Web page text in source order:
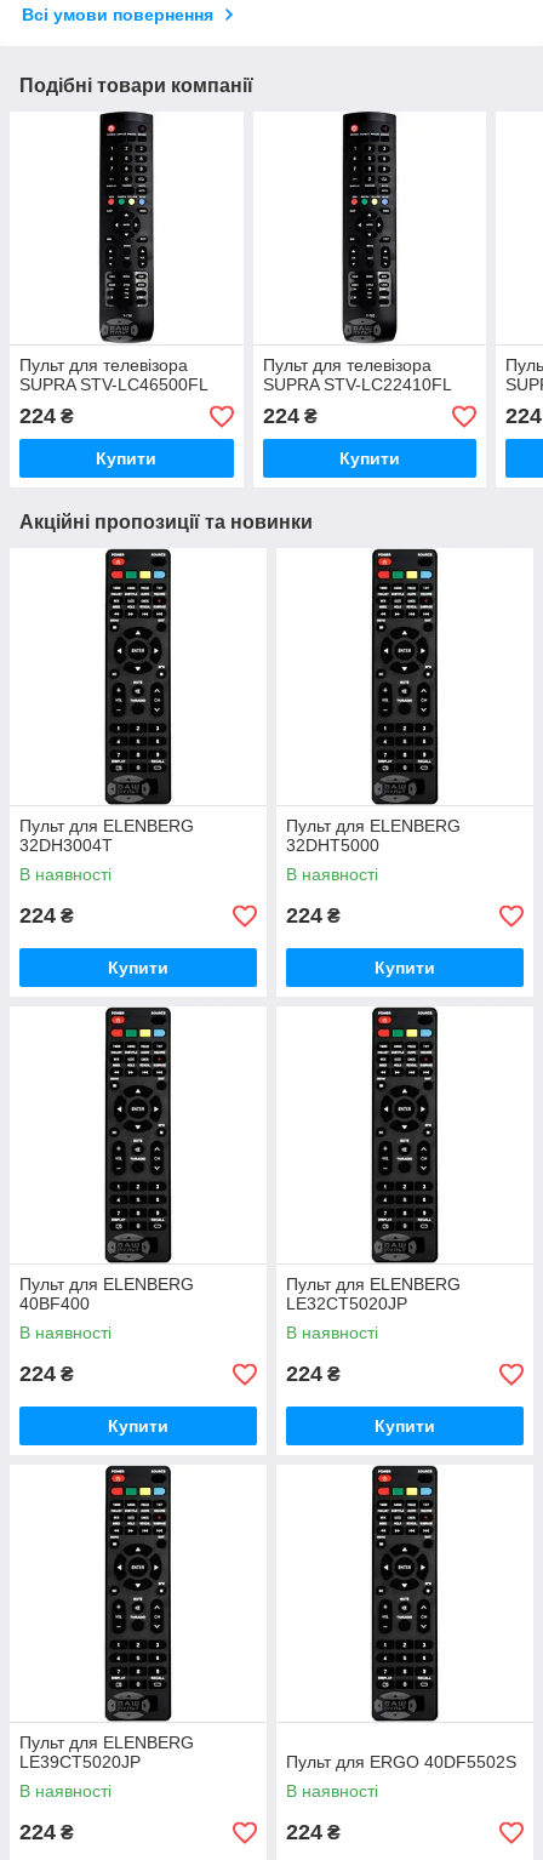
Всі умови повернення
Подібні товари компанії
Пульт для телевізора
SUPRA STV-LC46500FL
224 ₴
Купити
Пульт для телевізора
SUPRA STV-LC22410FL
224₴
Купити
224
Акційні пропозиції та новинки
Пульт для ELENBERG
32DH3004T
В наявності
224 ₴
Купити
Пульт для ELENBERG
32DHT5000
В наявності
224 ₴
Купити
Пульт для ELENBERG
40BF400
В наявності
224 ₴
Купити
Пульт для ELENBERG
LE32CT5020JP
В наявності
224 ₴
Купити
Пульт для ELENBERG
LE39CT5020JP
В наявності
224 ₴
Пульт для ERGO 40DF5502S
В наявності
224 ₴